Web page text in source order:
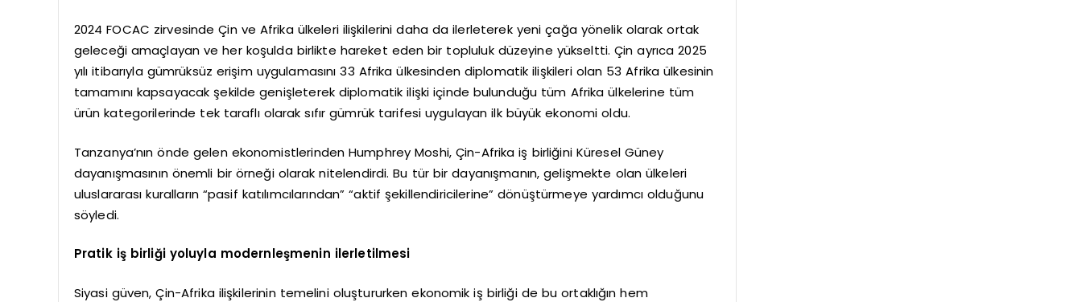
2024 FOCAC zirvesinde Çin ve Afrika ülkeleri ilişkilerini daha da ilerleterek yeni çağa yönelik olarak ortak
geleceği amaçlayan ve her koşulda birlikte hareket eden bir topluluk düzeyine yükseltti. Çin ayrıca 2025
yılı itibarıyla gümrüksüz erişim uygulamasını 33 Afrika ülkesinden diplomatik ilişkileri olan 53 Afrika ülkesinin
tamamını kapsayacak şekilde genişleterek diplomatik ilişki içinde bulunduğu tüm Afrika ülkelerine tüm
ürün kategorilerinde tek taraflı olarak sıfır gümrük tarifesi uygulayan ilk büyük ekonomi oldu.
Tanzanya’nın önde gelen ekonomistlerinden Humphrey Moshi, Çin-Afrika iş birliğini Küresel Güney
dayanışmasının önemli bir örneği olarak nitelendirdi. Bu tür bir dayanışmanın, gelişmekte olan ülkeleri
uluslararası kuralların “pasif katılımcılarından” “aktif şekillendiricilerine” dönüştürmeye yardımcı olduğunu
söyledi.
Pratik iş birliği yoluyla modernleşmenin ilerletilmesi
Siyasi güven, Çin-Afrika ilişkilerinin temelini oluştururken ekonomik iş birliği de bu ortaklığın hem